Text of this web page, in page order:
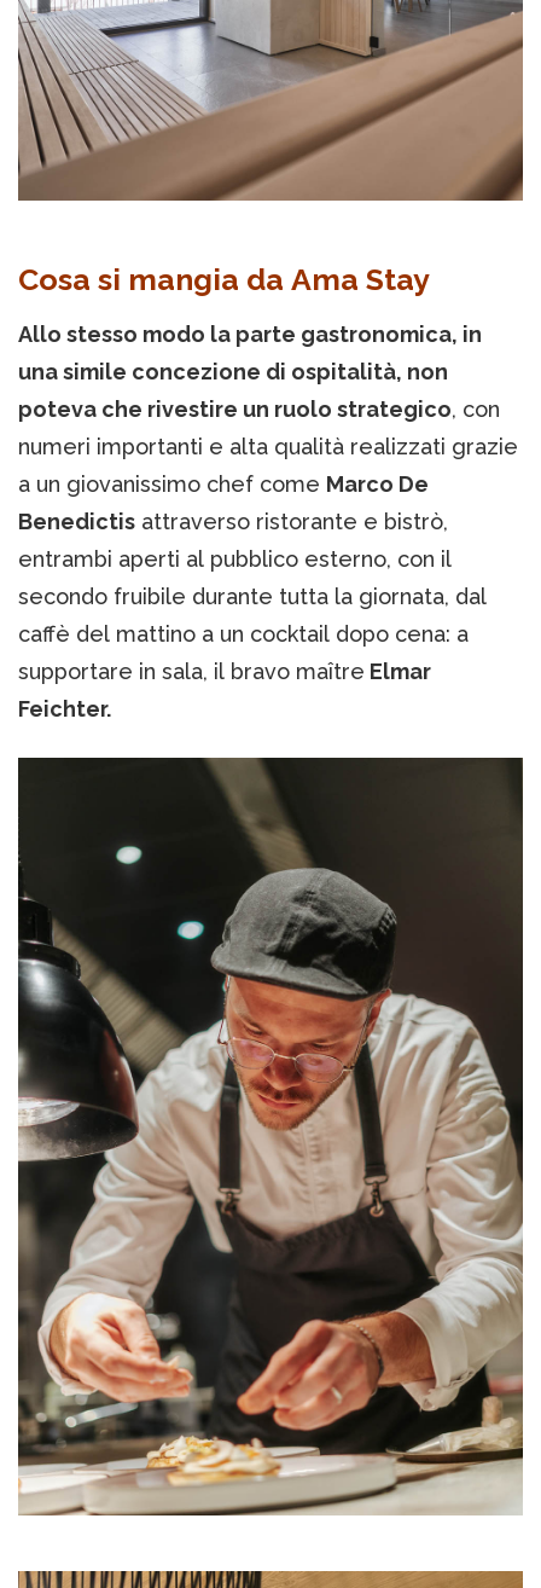
Cosa si mangia da Ama Stay
Allo stesso modo la parte gastronomica, in
una simile concezione di ospitalità, non
poteva che rivestire un ruolo strategico, con
numeri importanti e alta qualità realizzati grazie
a un giovanissimo chef come Marco De
Benedictis attraverso ristorante e bistrò,
entrambi aperti al pubblico esterno, con il
secondo fruibile durante tutta la giornata, dal
caffè del mattino a un cocktail dopo cena: a
supportare in sala, il bravo maître Elmar
Feichter.